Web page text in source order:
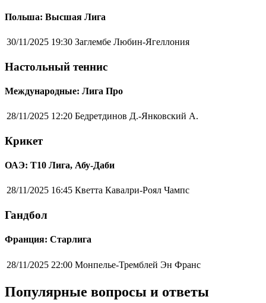
Польша: Высшая Лига
30/11/2025 19:30 Заглембе Любин-Ягеллония
Настольный теннис
Международные: Лига Про
28/11/2025 12:20 Бедретдинов Д.-Янковский А.
Крикет
ОАЭ: Т10 Лига, Абу-Даби
28/11/2025 16:45 Кветта Кавалри-Роял Чампс
Гандбол
Франция: Старлига
28/11/2025 22:00 Монпелье-Тремблей Эн Франс
Популярные вопросы и ответы